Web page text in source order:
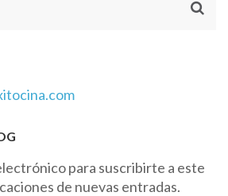
para suscribirte a este
de nuevas entradas.